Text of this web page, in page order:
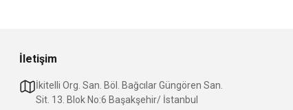
İletişim
İkitelli Org. San. Böl. Bağcılar Güngören San.
Sit. 13. Blok No:6 Başakşehir/ İstanbul